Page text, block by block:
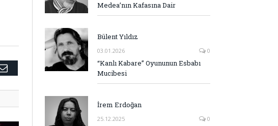
E-
Medea’nın Kafasına Dair
Bülent Yıldız
03.01.2026 0
“Kanlı Kabare” Oyununun Esbabı
Mucibesi
İrem Erdoğan
25.12.2025 0